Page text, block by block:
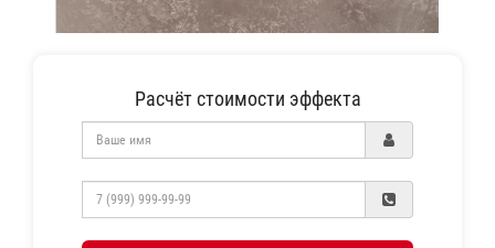
Расчёт стоимости эффекта